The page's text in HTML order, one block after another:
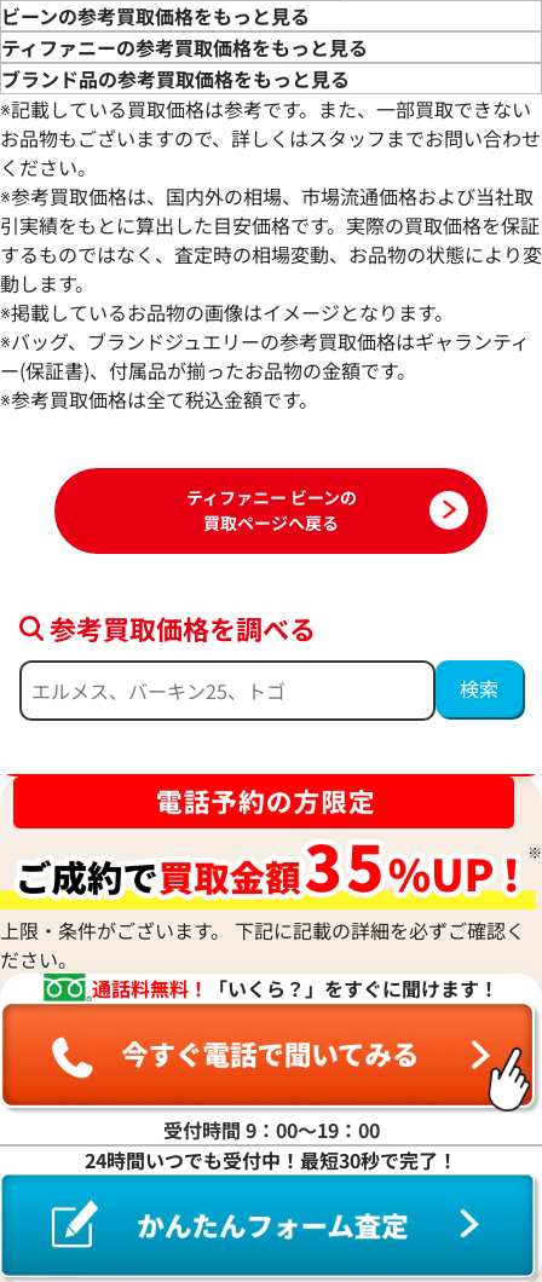
ティファニー ビーン ピアス イヤリング
参考買取価格
112,000円
ティファニー エル
ズネックレス
参考買取価格
ビーンの参考買取価格をもっと見る
ティファニーの参考買取価格をもっと見る
ブランド品の参考買取価格をもっと見る
※記載している買取価格は参考です。また、一部買取できない
お品物もございますので、詳しくはスタッフまでお問い合わせ
ください。
※参考買取価格は、国内外の相場、市場流通価格および当社取
引実績をもとに算出した目安価格です。実際の買取価格を保証
するものではなく、査定時の相場変動、お品物の状態により変
動します。
※掲載しているお品物の画像はイメージとなります。
※バッグ、ブランドジュエリーの参考買取価格はギャランティ
ー(保証書)、付属品が揃ったお品物の金額です。
※参考買取価格は全て税込金額です。
ティファニー ビーンの
買取ページへ戻る
参考買取価格を調べる
上限・条件がございます。 下記に記載の詳細を必ずご確認く
ださい。
通話料無料！
「いくら？」をすぐに聞けます！
受付時間 9：00〜19：00
24時間いつでも受付中！最短30秒で完了！